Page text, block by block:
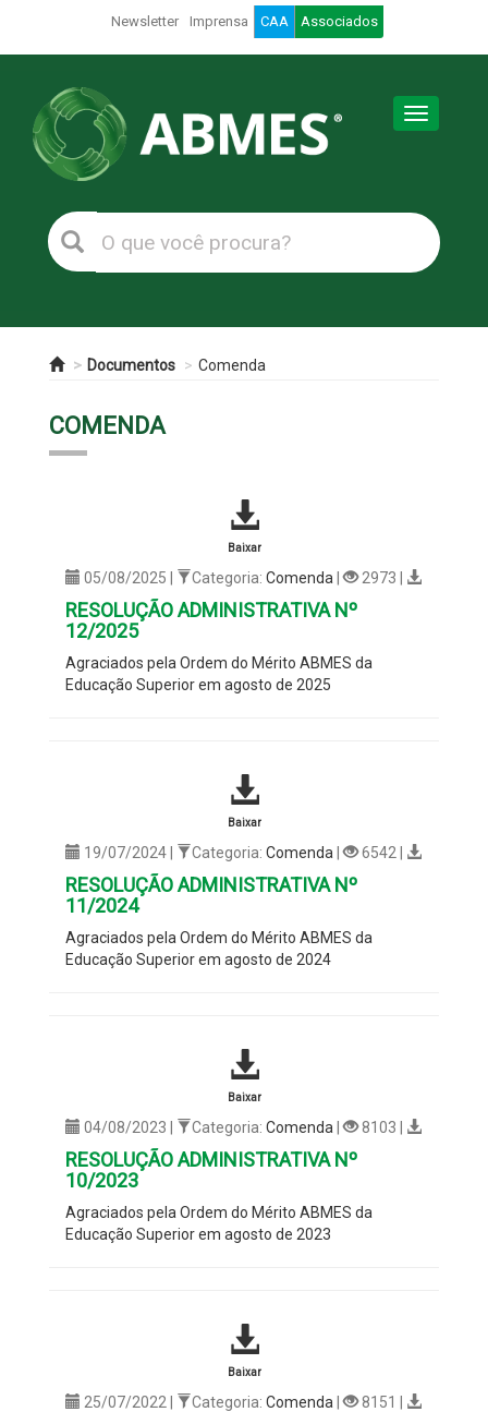
Newsletter Imprensa CAA Associados
Toggle
Documentos Comenda
COMENDA
Baixar
05/08/2025 | Categoria: Comenda | 2973 |
RESOLUÇÃO ADMINISTRATIVA Nº
12/2025
Agraciados pela Ordem do Mérito ABMES da
Educação Superior em agosto de 2025
Baixar
19/07/2024 | Categoria: Comenda | 6542 |
RESOLUÇÃO ADMINISTRATIVA Nº
11/2024
Agraciados pela Ordem do Mérito ABMES da
Educação Superior em agosto de 2024
Baixar
04/08/2023 | Categoria: Comenda | 8103 |
RESOLUÇÃO ADMINISTRATIVA Nº
10/2023
Agraciados pela Ordem do Mérito ABMES da
Educação Superior em agosto de 2023
Baixar
25/07/2022 | Categoria: Comenda | 8151 |